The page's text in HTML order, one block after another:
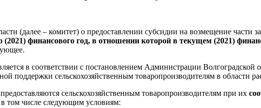
(далее – комитет) о предоставлении субсидии на возмещение части
(2021) финансового год, в отношении которой в текущем (2021)
в соответствии с постановлением Администрации
поддержки сельскохозяйственным товаропроизводителям в области
сельскохозяйственным товаропроизводителям при их
том числе следующим условиям: